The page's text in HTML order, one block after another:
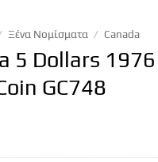
Ξένα Νομίσματα / Canada
5 Dollars 1976
GC748